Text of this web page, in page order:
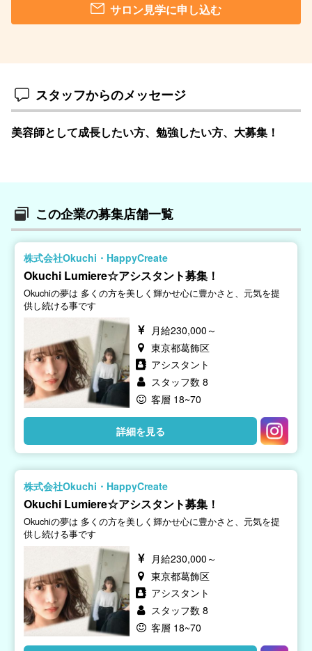
サロン見学に申し込む
スタッフからのメッセージ
美容師として成長したい方、勉強したい方、大募集！
この企業の募集店舗一覧
株式会社Okuchi・HappyCreate
Okuchi Lumiere☆アシスタント募集！
Okuchiの夢は 多くの方を美しく輝かせ心に豊かさと、元気を提
供し続ける事です
月給230,000～
東京都葛飾区
アシスタント
スタッフ数 8
客層 18~70
詳細を見る
株式会社Okuchi・HappyCreate
Okuchi Lumiere☆アシスタント募集！
Okuchiの夢は 多くの方を美しく輝かせ心に豊かさと、元気を提
供し続ける事です
月給230,000～
東京都葛飾区
アシスタント
スタッフ数 8
客層 18~70